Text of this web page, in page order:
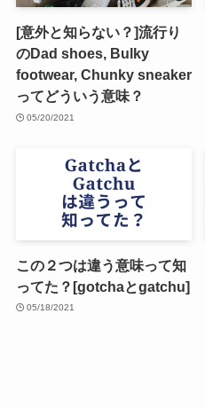
[意外と知らない？]流行り
のDad shoes, Bulky
footwear, Chunky sneaker
ってどういう意味？
05/20/2021
この２つは違う意味って知
ってた？[gotchaとgatchu]
05/18/2021